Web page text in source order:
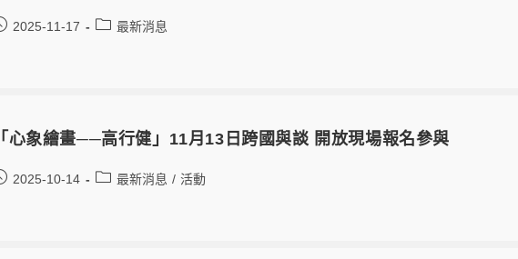
2025-11-17 最新消息
「心象繪畫──高行健」11月13日跨國與談 開放現場報名參與
2025-10-14 最新消息 / 活動